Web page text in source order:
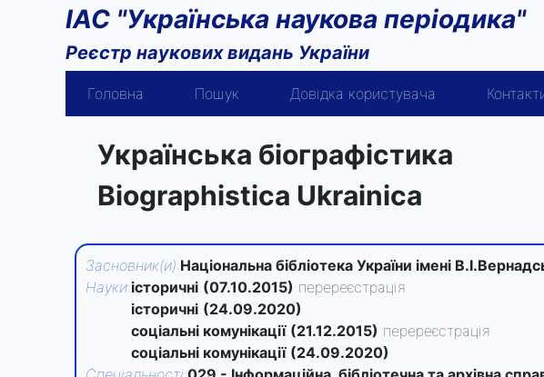
ІАС "Українська наукова періодика"
Реєстр наукових видань України
Головна Пошук Довідка користувача
Українська біографістика
Biographistica Ukrainica
Засновник(и):Національна бібліотека України імені
Науки:історичні (07.10.2015) перереєстрація
історичні (24.09.2020)
соціальні комунікації (21.12.2015) перереєстрація
соціальні комунікації (24.09.2020)